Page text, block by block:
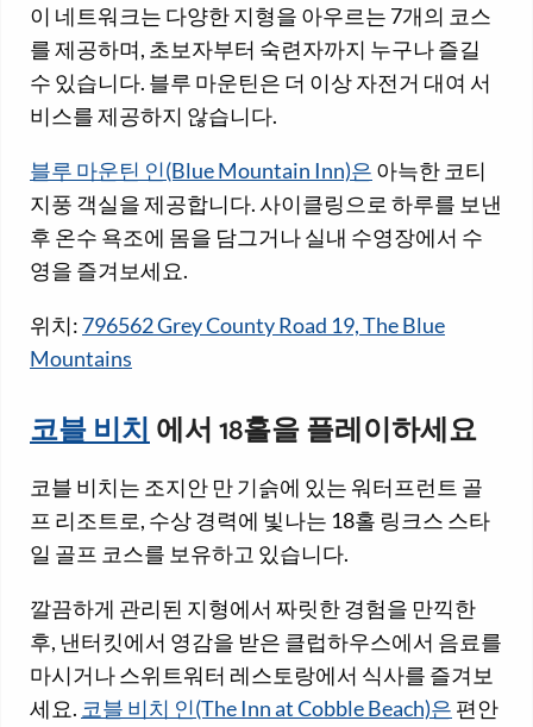
이 네트워크는 다양한 지형을 아우르는 7개의 코스
를 제공하며, 초보자부터 숙련자까지 누구나 즐길
수 있습니다. 블루 마운틴은 더 이상 자전거 대여 서
비스를 제공하지 않습니다.
블루 마운틴 인(Blue Mountain Inn)은 아늑한 코티
지풍 객실을 제공합니다. 사이클링으로 하루를 보낸
후 온수 욕조에 몸을 담그거나 실내 수영장에서 수
영을 즐겨보세요.
위치: 796562 Grey County Road 19, The Blue
Mountains
코블 비치에서 18홀을 플레이하세요
코블 비치는 조지안 만 기슭에 있는 워터프런트 골
프 리조트로, 수상 경력에 빛나는 18홀 링크스 스타
일 골프 코스를 보유하고 있습니다.
깔끔하게 관리된 지형에서 짜릿한 경험을 만끽한
후, 낸터킷에서 영감을 받은 클럽하우스에서 음료를
마시거나 스위트워터 레스토랑에서 식사를 즐겨보
세요. 코블 비치 인(The Inn at Cobble Beach)은 편안